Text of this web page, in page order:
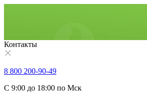
Контакты
8 800 200-90-49
С 9:00 до 18:00 по Мск